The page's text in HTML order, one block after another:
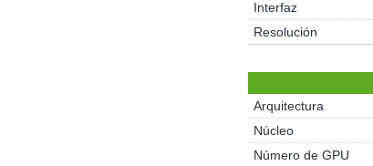
Interfaz
Resolución
Arquitectura
Núcleo
Número de GPU